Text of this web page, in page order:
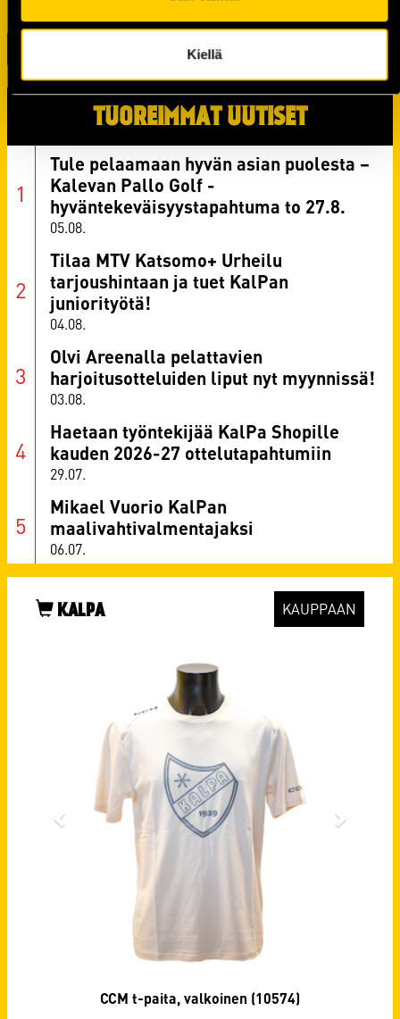
Kiellä
TUOREIMMAT UUTISET
05.08.
Tule pelaamaan hyvän asian puolesta –
Kalevan Pallo Golf -
hyväntekeväisyystapahtuma to 27.8.
04.08.
Tilaa MTV Katsomo+ Urheilu
tarjoushintaan ja tuet KalPan
juniorityötä!
03.08.
Olvi Areenalla pelattavien
harjoitusotteluiden liput nyt myynnissä!
29.07.
Haetaan työntekijää KalPa Shopille
kauden 2026-27 ottelutapahtumiin
06.07.
Mikael Vuorio KalPan
maalivahtivalmentajaksi
KALPA KAUPPAAN
CCM t-paita, valkoinen (10574)